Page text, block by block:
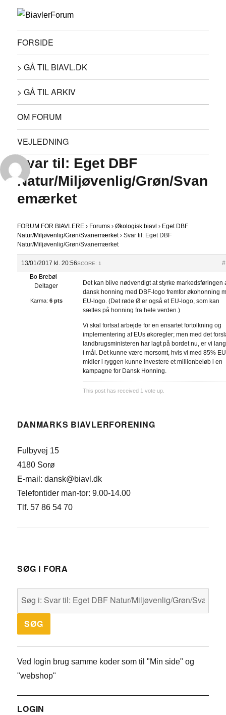
FORSIDE
> GÅ TIL BIAVL.DK
> GÅ TIL ARKIV
OM FORUM
VEJLEDNING
Svar til: Eget DBF
Natur/Miljøvenlig/Grøn/Svan
emærket
FORUM FOR BIAVLERE › Forums › Økologisk biavl › Eget DBF
Natur/Miljøvenlig/Grøn/Svanemærket › Svar til: Eget DBF
Natur/Miljøvenlig/Grøn/Svanemærket
13/01/2017 kl. 20:56SCORE: 1
Bo Brebøl
Deltager
Karma: 6 pts
Det kan blive nødvendigt at styrke markedsføringen
dansk honning med DBF-logo fremfor økohonning
EU-logo. (Det røde Ø er også et EU-logo, som kan
sættes på honning fra hele verden.)
Vi skal fortsat arbejde for en ensartet fortolkning og
implementering af EUs økoregler; men med det
landbrugsministeren har lagt på bordet nu, er vi
i mål. Det kunne være morsomt, hvis vi med 85%
midler i ryggen kunne investere et millionbeløb i en
kampagne for Dansk Honning.
This post has received 1 vote up.
DANMARKS BIAVLERFORENING
Fulbyvej 15
4180 Sorø
E-mail: dansk@biavl.dk
Telefontider man-tor: 9.00-14.00
Tlf. 57 86 54 70
SØG I FORA
Ved login brug samme koder som til "Min side" og
"webshop"
LOGIN